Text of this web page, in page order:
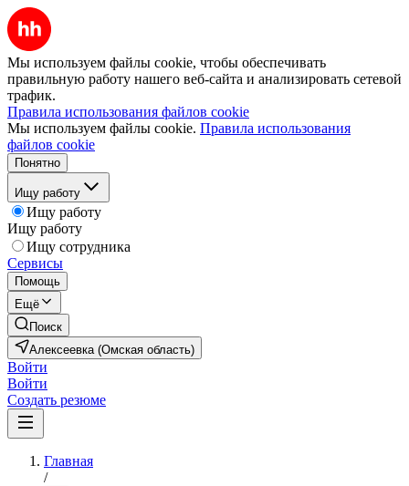
Мы используем файлы cookie, чтобы обеспечивать
правильную работу нашего веб-сайта и анализировать сетевой
трафик.
Правила использования файлов cookie
Мы используем файлы cookie. Правила использования
файлов cookie
Понятно
Ищу работу
Ищу работу
Ищу работу
Ищу сотрудника
Сервисы
Помощь
Ещё
Поиск
Алексеевка (Омская область)
Войти
Войти
Создать резюме
Главная
/